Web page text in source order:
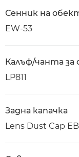
Сенник на
EW-53
Калъф/чанта за
LP811
Задна капачка
Lens Dust Cap EB